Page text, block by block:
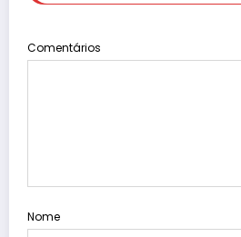
Comentários
Nome